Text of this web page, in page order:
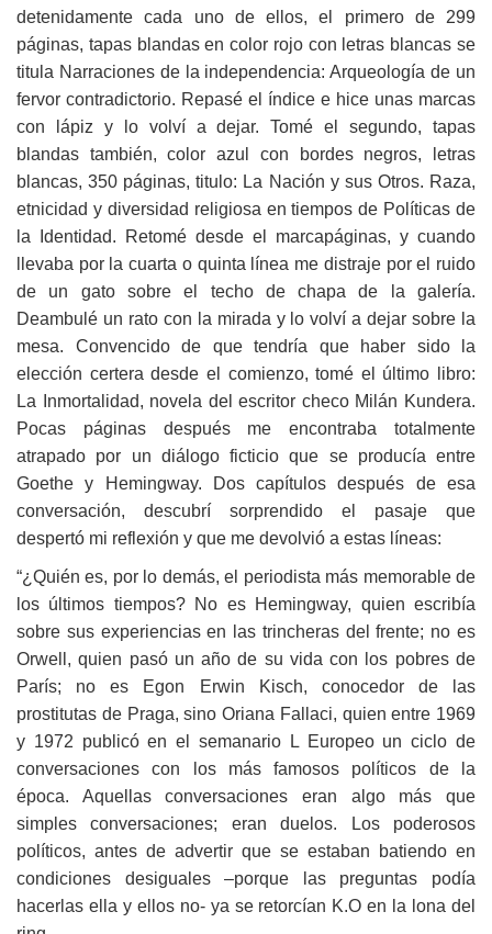
detenidamente cada uno de ellos, el primero de 299
páginas, tapas blandas en color rojo con letras blancas se
titula Narraciones de la independencia: Arqueología de un
fervor contradictorio. Repasé el índice e hice unas marcas
con lápiz y lo volví a dejar. Tomé el segundo, tapas
blandas también, color azul con bordes negros, letras
blancas, 350 páginas, titulo: La Nación y sus Otros. Raza,
etnicidad y diversidad religiosa en tiempos de Políticas de
la Identidad. Retomé desde el marcapáginas, y cuando
llevaba por la cuarta o quinta línea me distraje por el ruido
de un gato sobre el techo de chapa de la galería.
Deambulé un rato con la mirada y lo volví a dejar sobre la
mesa. Convencido de que tendría que haber sido la
elección certera desde el comienzo, tomé el último libro:
La Inmortalidad, novela del escritor checo Milán Kundera.
Pocas páginas después me encontraba totalmente
atrapado por un diálogo ficticio que se producía entre
Goethe y Hemingway. Dos capítulos después de esa
conversación, descubrí sorprendido el pasaje que
despertó mi reflexión y que me devolvió a estas líneas:
“¿Quién es, por lo demás, el periodista más memorable de
los últimos tiempos? No es Hemingway, quien escribía
sobre sus experiencias en las trincheras del frente; no es
Orwell, quien pasó un año de su vida con los pobres de
París; no es Egon Erwin Kisch, conocedor de las
prostitutas de Praga, sino Oriana Fallaci, quien entre 1969
y 1972 publicó en el semanario L Europeo un ciclo de
conversaciones con los más famosos políticos de la
época. Aquellas conversaciones eran algo más que
simples conversaciones; eran duelos. Los poderosos
políticos, antes de advertir que se estaban batiendo en
condiciones desiguales –porque las preguntas podía
hacerlas ella y ellos no- ya se retorcían K.O en la lona del